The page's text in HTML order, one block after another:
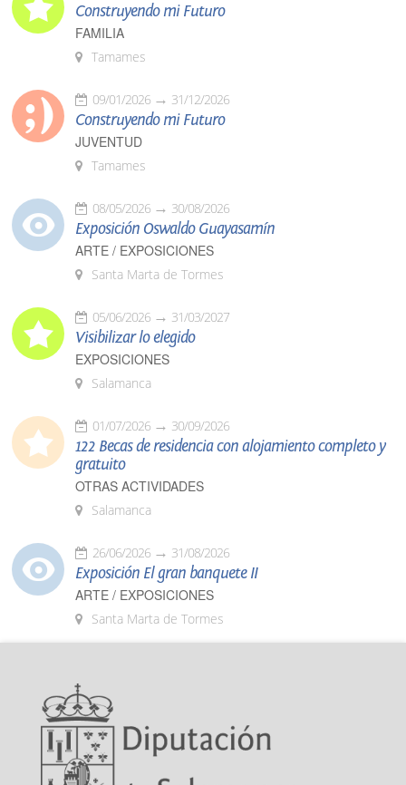
Construyendo mi Futuro
FAMILIA
Tamames
09/01/2026 31/12/2026
Construyendo mi Futuro
JUVENTUD
Tamames
08/05/2026 30/08/2026
Exposición Oswaldo Guayasamín
ARTE / EXPOSICIONES
Santa Marta de Tormes
05/06/2026 31/03/2027
Visibilizar lo elegido
EXPOSICIONES
Salamanca
01/07/2026 30/09/2026
122 Becas de residencia con alojamiento completo y
gratuito
OTRAS ACTIVIDADES
Salamanca
26/06/2026 31/08/2026
Exposición El gran banquete II
ARTE / EXPOSICIONES
Santa Marta de Tormes